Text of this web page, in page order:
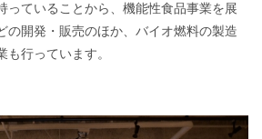
っていることから、機能性食品事業を展
の開発・販売のほか、バイオ燃料の製造
行っています。